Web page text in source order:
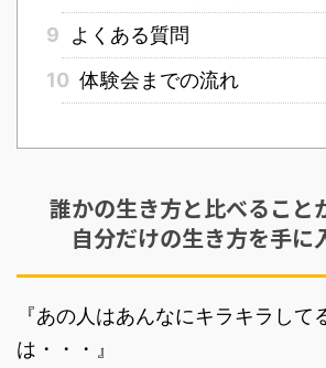
9
よくある質問
10 体験会までの流れ
誰かの生き方と比べること
自分だけの生き方を手に
『あの人はあんなにキラキラして
は・・・』